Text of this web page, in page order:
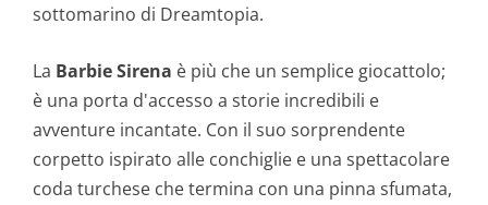
sottomarino di Dreamtopia.
La Barbie Sirena è più che un semplice giocattolo;
è una porta d'accesso a storie incredibili e
avventure incantate. Con il suo sorprendente
corpetto ispirato alle conchiglie e una spettacolare
coda turchese che termina con una pinna sfumata,